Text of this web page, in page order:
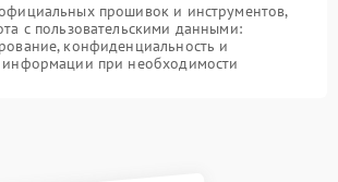
прошивок и инструментов,
с пользовательскими данными:
конфиденциальность и
информации при необходимости